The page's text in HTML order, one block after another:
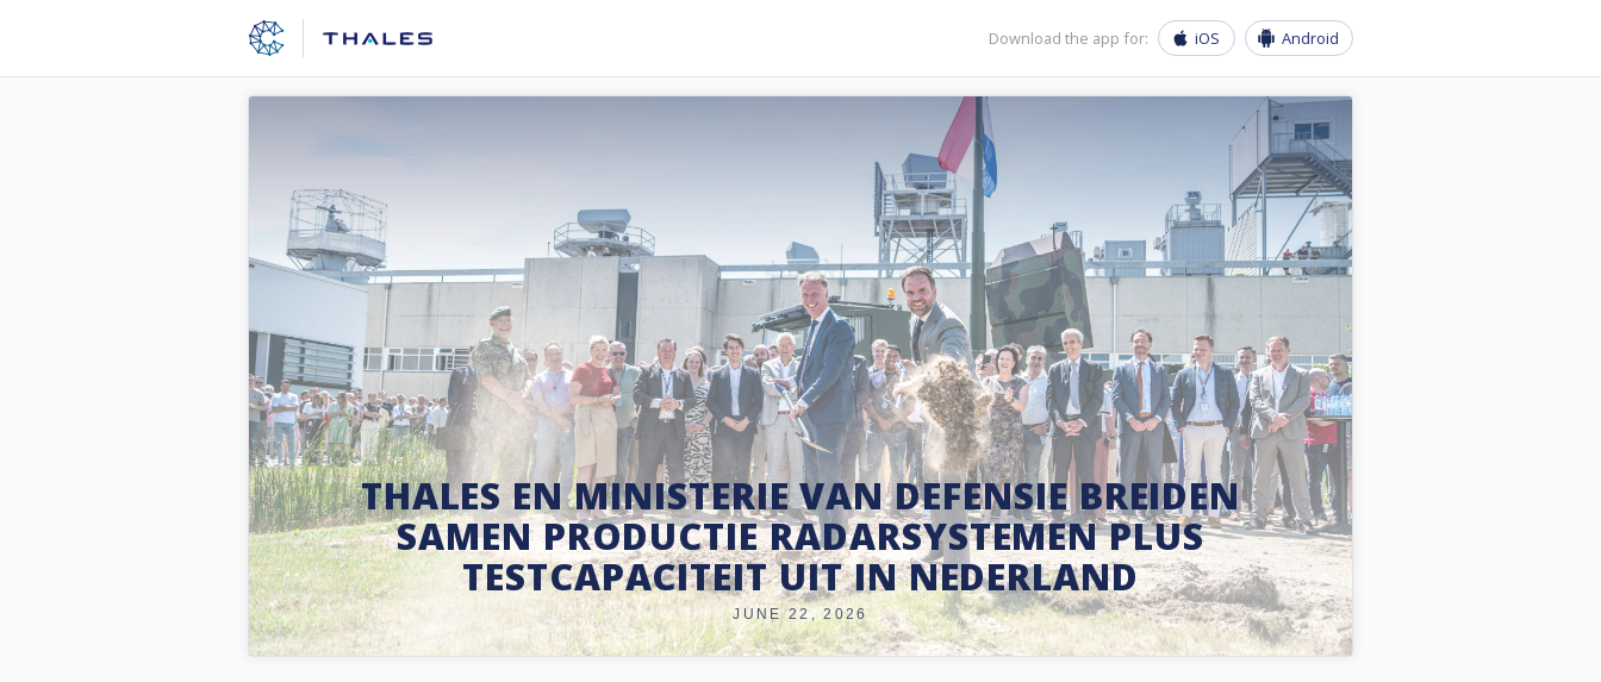
Download the app for: iOS Android
THALES EN MINISTERIE VAN DEFENSIE BREIDEN
SAMEN PRODUCTIE RADARSYSTEMEN PLUS
TESTCAPACITEIT UIT IN NEDERLAND
JUNE 22, 2026